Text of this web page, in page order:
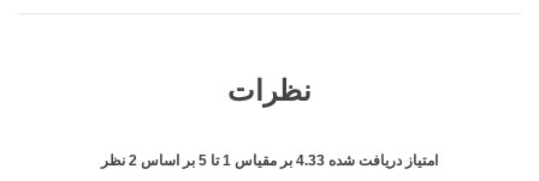
نظرات
امتیاز دریافت شده 4.33 بر مقیاس 1تا 5 بر اساس 2 نظر